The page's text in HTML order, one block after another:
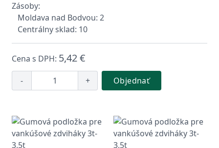
Zásoby:
Moldava nad Bodvou: 2
Centrálny sklad: 10
Cena s DPH: 5,42 €
- + Objednať